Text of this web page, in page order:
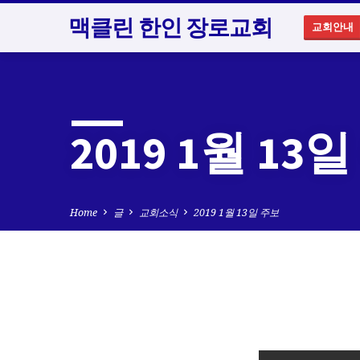
맥클린 한인 장로교회 교회안내
2019 1월 13
Home 글 교회소식 2019 1월 13일 주보